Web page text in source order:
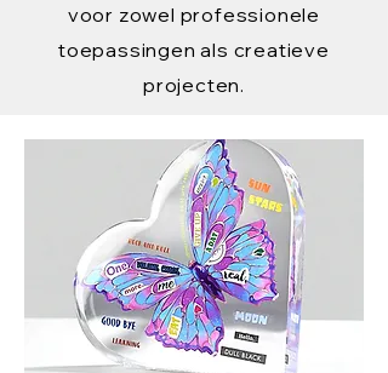
voor zowel professionele
toepassingen als creatieve
projecten.